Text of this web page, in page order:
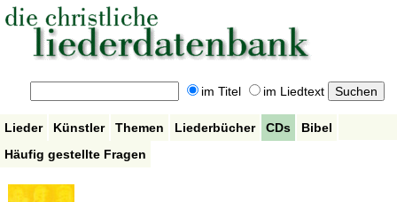
im Titel im Liedtext
Lieder Künstler Themen Liederbücher CDs
Bibel
Häufig gestellte Fragen